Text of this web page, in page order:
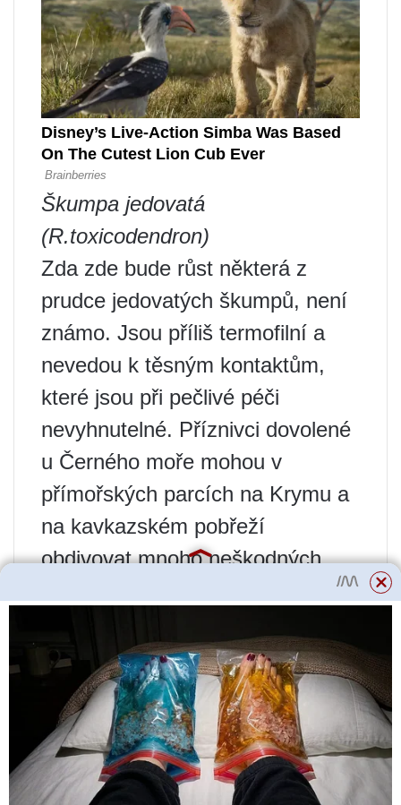
Škumpa jedovatá
(R.toxicodendron)
Zda zde bude růst některá z
prudce jedovatých škumpů, není
známo. Jsou příliš termofilní a
nevedou k těsným kontaktům,
které jsou při pečlivé péči
nevyhnutelné. Příznivci dovolené
u Černého moře mohou v
přímořských parcích na Krymu a
na kavkazském pobřeží
obdivovat mnoho neškodných
jsou chovány v místních
botanických zahradách.
mezi nimilak škumpy(R.vernix
=R.venenata=Toxicodendron
vernix ), který obývá vlhké,